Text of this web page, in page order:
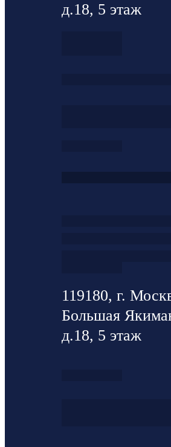
д.18, 5 этаж
119180, г.
Большая
д.18, 5 этаж